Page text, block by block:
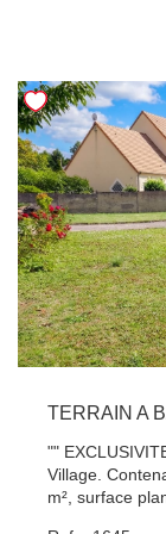
2023,
risques
le site Géorisques. Un appartement rare par
sa
de vie
opportunité à
HERVE, Agent
891 642
de 2013.
381).
TERRAIN A
""
Village. Contenance: 567 m² plat. --Emprise au sol 170
m², surface